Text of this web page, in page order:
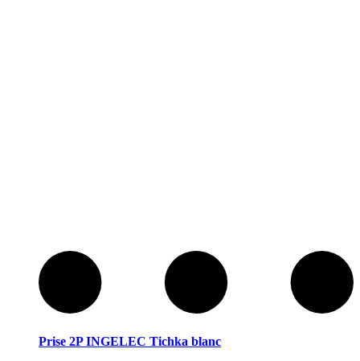
Prise 2P INGELEC Tichka blanc